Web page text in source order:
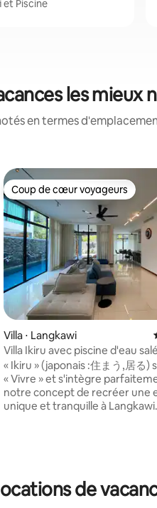
et Piscine
les mieux
en termes
sur 5
sur la base de 112
Coup de cœur voyageurs
Coup de cœur voyageurs
Villa ⋅ Langkawi
Villa Ikiru avec piscine d'eau
chambres, à 5 min de la plage
« Ikiru » (japonais :住まう,居る)
« Vivre » et s'intègre
notre concept de recréer une
unique et tranquille à Langkawi. En tant
donner des touches avec
d'espace et de confort. Avec
de